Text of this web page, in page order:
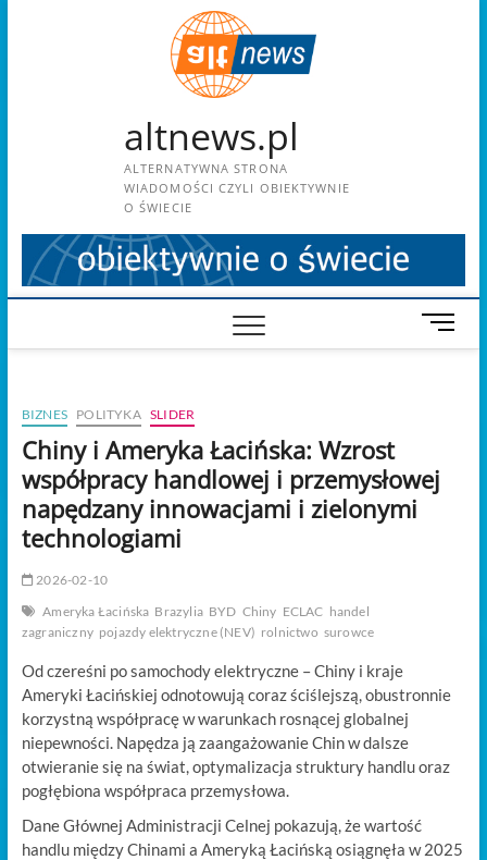
altnews.pl
ALTERNATYWNA STRONA
WIADOMOŚCI CZYLI OBIEKTYWNIE
O ŚWIECIE
M
e
t
BIZNES POLITYKA SLIDER
Chiny i Ameryka Łacińska: Wzrost
współpracy handlowej i przemysłowej
napędzany innowacjami i zielonymi
technologiami
2026-02-10
Ameryka Łacińska Brazylia BYD Chiny ECLAC handel
zagraniczny pojazdy elektryczne (NEV) rolnictwo surowce
Od czereśni po samochody elektryczne – Chiny i kraje
Ameryki Łacińskiej odnotowują coraz ściślejszą, obustronnie
korzystną współpracę w warunkach rosnącej globalnej
niepewności. Napędza ją zaangażowanie Chin w dalsze
otwieranie się na świat, optymalizacja struktury handlu oraz
pogłębiona współpraca przemysłowa.
Dane Głównej Administracji Celnej pokazują, że wartość
handlu między Chinami a Ameryką Łacińską osiągnęła w 2025